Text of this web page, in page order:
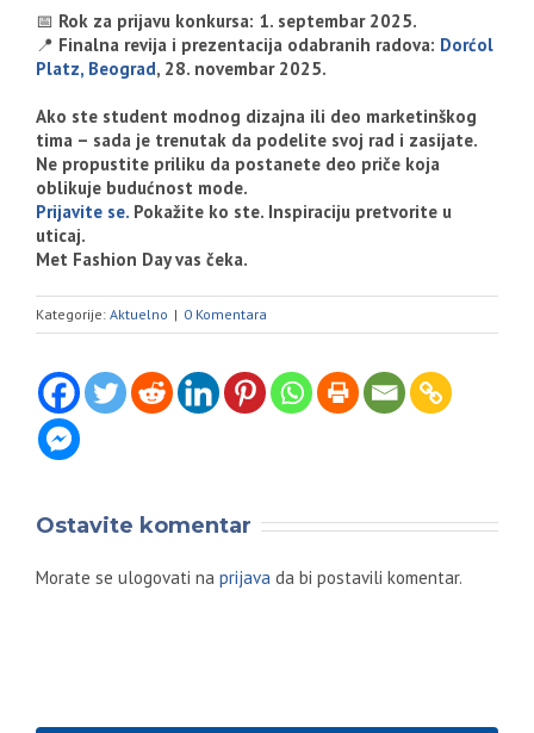
📅 Rok za prijavu konkursa: 1. septembar 2025.
📍 Finalna revija i prezentacija odabranih radova: Dorćol
Platz, Beograd, 28. novembar 2025.
Ako ste student modnog dizajna ili deo marketinškog
tima – sada je trenutak da podelite svoj rad i zasijate.
Ne propustite priliku da postanete deo priče koja
oblikuje budućnost mode.
Prijavite se. Pokažite ko ste. Inspiraciju pretvorite u
uticaj.
Met Fashion Day vas čeka.
Kategorije: Aktuelno | 0 Komentara
Ostavite komentar
Morate se ulogovati na prijava da bi postavili komentar.